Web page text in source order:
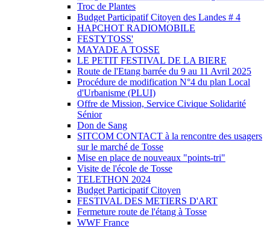
Troc de Plantes
Budget Participatif Citoyen des Landes # 4
HAPCHOT RADIOMOBILE
FESTYTOSS'
MAYADE A TOSSE
LE PETIT FESTIVAL DE LA BIERE
Route de l'Etang barrée du 9 au 11 Avril 2025
Procédure de modification N°4 du plan Local
d'Urbanisme (PLUI)
Offre de Mission, Service Civique Solidarité
Sénior
Don de Sang
SITCOM CONTACT à la rencontre des usagers
sur le marché de Tosse
Mise en place de nouveaux "points-tri"
Visite de l'école de Tosse
TELETHON 2024
Budget Participatif Citoyen
FESTIVAL DES METIERS D'ART
Fermeture route de l'étang à Tosse
WWF France